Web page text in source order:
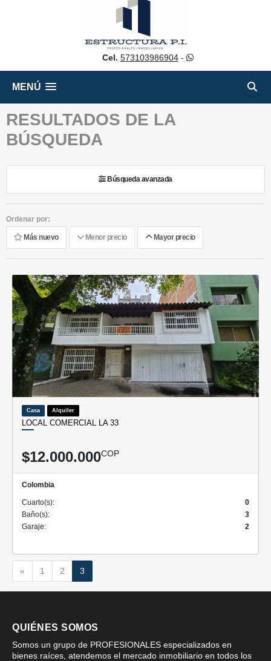
Cel. 573103986904-
MENÚ
RESULTADOS DE LA
BÚSQUEDA
Búsqueda avanzada
Ordenar por:
Más nuevo Menor precio Mayor precio
Casa Alquiler
LOCAL COMERCIAL LA 33
$12.000.000COP
Colombia
Cuarto(s):
0
Baño(s):
3
Garaje:
2
« Anterior
1 2 3
QUIÉNES SOMOS
Somos un grupo de PROFESIONALES especializados en
bienes raíces, atendemos el mercado inmobiliario en todos los